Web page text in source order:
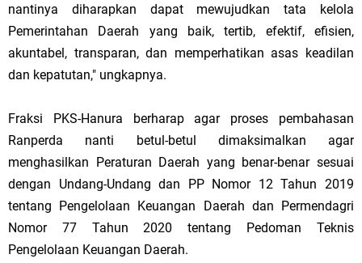
nantinya diharapkan dapat mewujudkan tata kelola
Pemerintahan Daerah yang baik, tertib, efektif, efisien,
akuntabel, transparan, dan memperhatikan asas keadilan
dan kepatutan," ungkapnya.
Fraksi PKS-Hanura berharap agar proses pembahasan
Ranperda nanti betul-betul dimaksimalkan agar
menghasilkan Peraturan Daerah yang benar-benar sesuai
dengan Undang-Undang dan PP Nomor 12 Tahun 2019
tentang Pengelolaan Keuangan Daerah dan Permendagri
Nomor 77 Tahun 2020 tentang Pedoman Teknis
Pengelolaan Keuangan Daerah.